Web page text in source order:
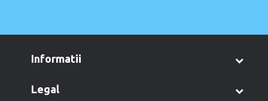
informatii
legal